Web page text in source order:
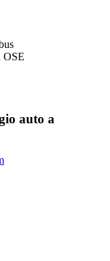
OSE
auto a